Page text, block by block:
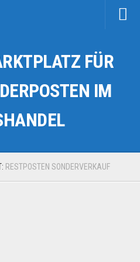
FÜR
IM
RESTPOSTEN SONDERVERKAUF